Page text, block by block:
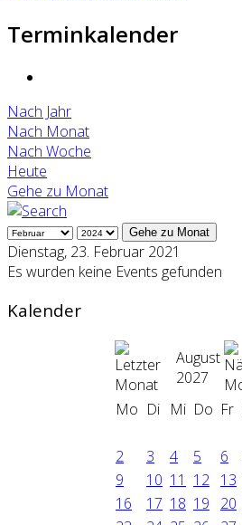
Terminkalender
Nach Jahr
Nach Monat
Nach Woche
Heute
Gehe zu Monat
Gehe zu Monat
Dienstag, 23. Februar 2021
Es wurden keine Events gefunden
Kalender
August
2027
Mo Di Mi Do Fr
2
3 4 5 6
9
10 11 12 13
16
17 18 19 20